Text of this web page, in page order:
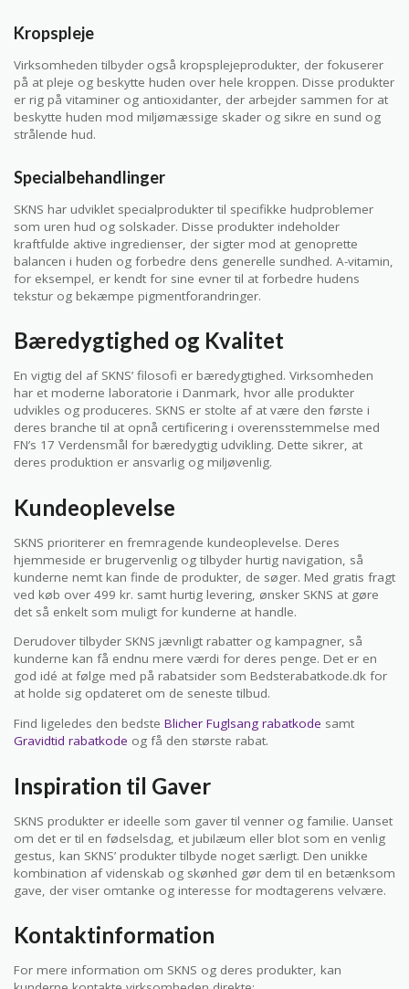
Kropspleje
Virksomheden tilbyder også kropsplejeprodukter, der fokuserer
på at pleje og beskytte huden over hele kroppen. Disse produkter
er rig på vitaminer og antioxidanter, der arbejder sammen for at
beskytte huden mod miljømæssige skader og sikre en sund og
strålende hud.
Specialbehandlinger
SKNS har udviklet specialprodukter til specifikke hudproblemer
som uren hud og solskader. Disse produkter indeholder
kraftfulde aktive ingredienser, der sigter mod at genoprette
balancen i huden og forbedre dens generelle sundhed. A-vitamin,
for eksempel, er kendt for sine evner til at forbedre hudens
tekstur og bekæmpe pigmentforandringer.
Bæredygtighed og Kvalitet
En vigtig del af SKNS’ filosofi er bæredygtighed. Virksomheden
har et moderne laboratorie i Danmark, hvor alle produkter
udvikles og produceres. SKNS er stolte af at være den første i
deres branche til at opnå certificering i overensstemmelse med
FN’s 17 Verdensmål for bæredygtig udvikling. Dette sikrer, at
deres produktion er ansvarlig og miljøvenlig.
Kundeoplevelse
SKNS prioriterer en fremragende kundeoplevelse. Deres
hjemmeside er brugervenlig og tilbyder hurtig navigation, så
kunderne nemt kan finde de produkter, de søger. Med gratis fragt
ved køb over 499 kr. samt hurtig levering, ønsker SKNS at gøre
det så enkelt som muligt for kunderne at handle.
Derudover tilbyder SKNS jævnligt rabatter og kampagner, så
kunderne kan få endnu mere værdi for deres penge. Det er en
god idé at følge med på rabatsider som Bedsterabatkode.dk for
at holde sig opdateret om de seneste tilbud.
Find ligeledes den bedste Blicher Fuglsang rabatkode samt
Gravidtid rabatkode og få den største rabat.
Inspiration til Gaver
SKNS produkter er ideelle som gaver til venner og familie. Uanset
om det er til en fødselsdag, et jubilæum eller blot som en venlig
gestus, kan SKNS’ produkter tilbyde noget særligt. Den unikke
kombination af videnskab og skønhed gør dem til en betænksom
gave, der viser omtanke og interesse for modtagerens velvære.
Kontaktinformation
For mere information om SKNS og deres produkter, kan